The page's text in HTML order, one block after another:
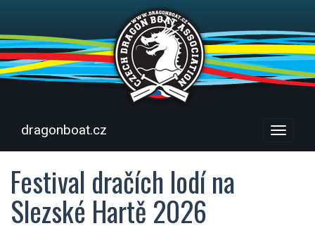
Menu
dragonboat.cz
Festival dračích lodí na
Slezské Hartě 2026